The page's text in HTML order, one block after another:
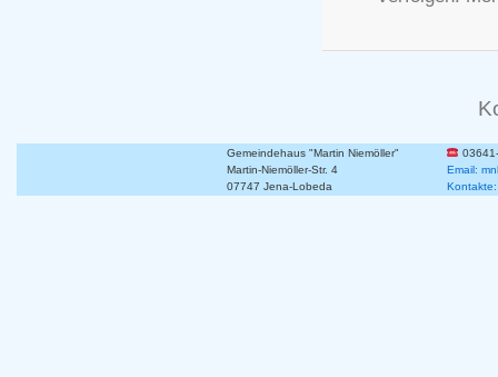
Gemeindehaus "Martin Niemöller"
Martin-Niemöller-Str. 4
Email:
07747 Jena-Lobeda